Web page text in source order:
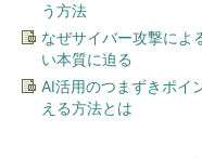
う方法
なぜサイバー攻撃によ
い本質に迫る
AI活用のつまずきポイ
える方法とは